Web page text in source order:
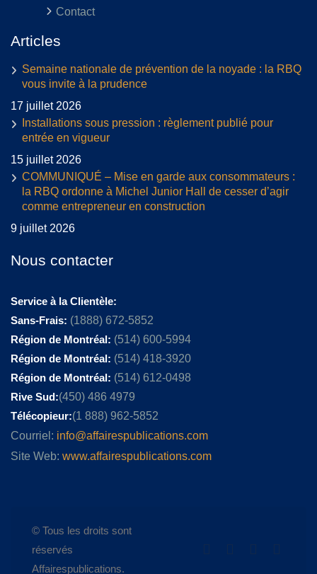
Contact
Articles
Semaine nationale de prévention de la noyade : la RBQ
vous invite à la prudence
17 juillet 2026
Installations sous pression : règlement publié pour
entrée en vigueur
15 juillet 2026
COMMUNIQUÉ – Mise en garde aux consommateurs :
la RBQ ordonne à Michel Junior Hall de cesser d’agir
comme entrepreneur en construction
9 juillet 2026
Nous contacter
Service à la Clientèle:
Sans-Frais: (1888) 672-5852
Région de Montréal: (514) 600-5994
Région de Montréal: (514) 418-3920
Région de Montréal: (514) 612-0498
Rive Sud:(450) 486 4979
Télécopieur:(1 888) 962-5852
Courriel: info@affairespublications.com
Site Web: www.affairespublications.com
© Tous les droits sont
réservés
Affairespublications.